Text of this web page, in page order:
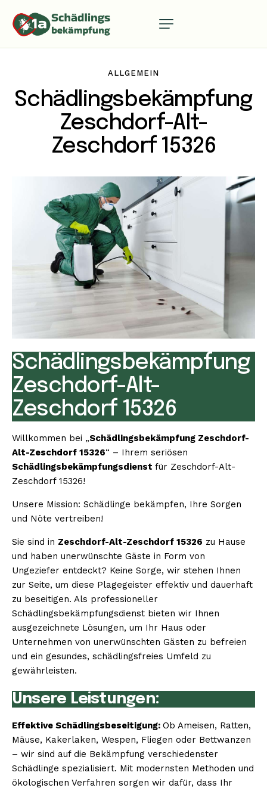
ALLGEMEIN
Schädlingsbekämpfung
Zeschdorf-Alt-
Zeschdorf 15326
Schädlingsbekämpfung
Zeschdorf-Alt-
Zeschdorf 15326
Willkommen bei „Schädlingsbekämpfung Zeschdorf-
Alt-Zeschdorf 15326“ – Ihrem seriösen
Schädlingsbekämpfungsdienst für Zeschdorf-Alt-
Zeschdorf 15326!
Unsere Mission: Schädlinge bekämpfen, Ihre Sorgen
und Nöte vertreiben!
Sie sind in Zeschdorf-Alt-Zeschdorf 15326 zu Hause
und haben unerwünschte Gäste in Form von
Ungeziefer entdeckt? Keine Sorge, wir stehen Ihnen
zur Seite, um diese Plagegeister effektiv und dauerhaft
zu beseitigen. Als professioneller
Schädlingsbekämpfungsdienst bieten wir Ihnen
ausgezeichnete Lösungen, um Ihr Haus oder
Unternehmen von unerwünschten Gästen zu befreien
und ein gesundes, schädlingsfreies Umfeld zu
gewährleisten.
Unsere Leistungen:
Effektive Schädlingsbeseitigung: Ob Ameisen, Ratten,
Mäuse, Kakerlaken, Wespen, Fliegen oder Bettwanzen
– wir sind auf die Bekämpfung verschiedenster
Schädlinge spezialisiert. Mit modernsten Methoden und
ökologischen Verfahren sorgen wir dafür, dass Ihr